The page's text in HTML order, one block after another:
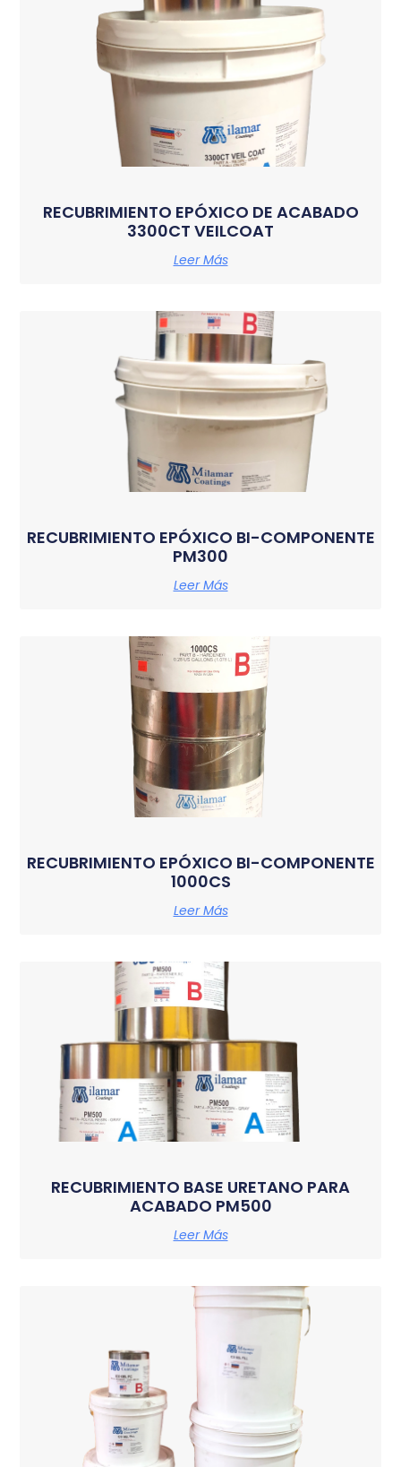
RECUBRIMIENTO EPÓXICO DE ACABADO
3300CT VEILCOAT
Leer Más
RECUBRIMIENTO EPÓXICO BI-COMPONENTE
PM300
Leer Más
RECUBRIMIENTO EPÓXICO BI-COMPONENTE
1000CS
Leer Más
RECUBRIMIENTO BASE URETANO PARA
ACABADO PM500
Leer Más